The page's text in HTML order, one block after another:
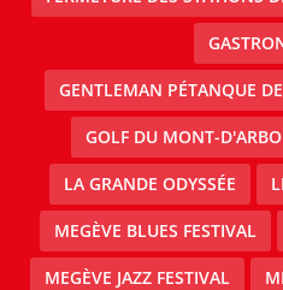
GENTLEMAN PÉTANQUE
GOLF DU MONT-
LA GRANDE ODYSSÉE
MEGÈVE BLUES FESTIVAL
MEGÈVE JAZZ FESTIVAL